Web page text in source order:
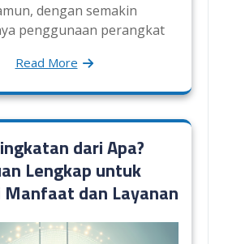
dengan semakin
penggunaan perangkat
Read More
dari Apa?
Lengkap untuk
Manfaat dan Layanan